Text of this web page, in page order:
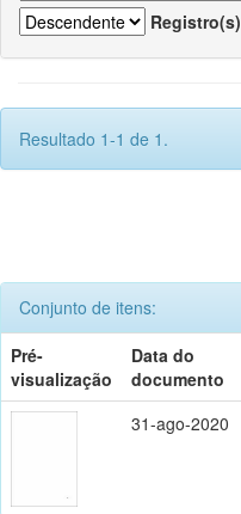
Registro(s)
Resultado 1-1 de 1.
Conjunto de itens:
Pré-
visualização
Data do
documento
31-ago-2020